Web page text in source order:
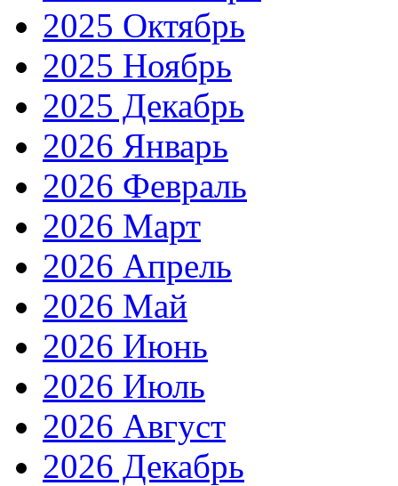
2025 Октябрь
2025 Ноябрь
2025 Декабрь
2026 Январь
2026 Февраль
2026 Март
2026 Апрель
2026 Май
2026 Июнь
2026 Июль
2026 Август
2026 Декабрь